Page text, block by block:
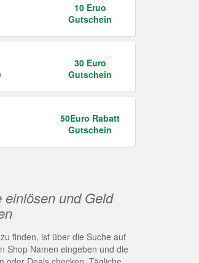
10 Eruo
Gutschein
30 Euro
Gutschein
50Euro Rabatt
Gutschein
und Geld
finden, ist über die Suche auf
Shop Namen eingeben und die